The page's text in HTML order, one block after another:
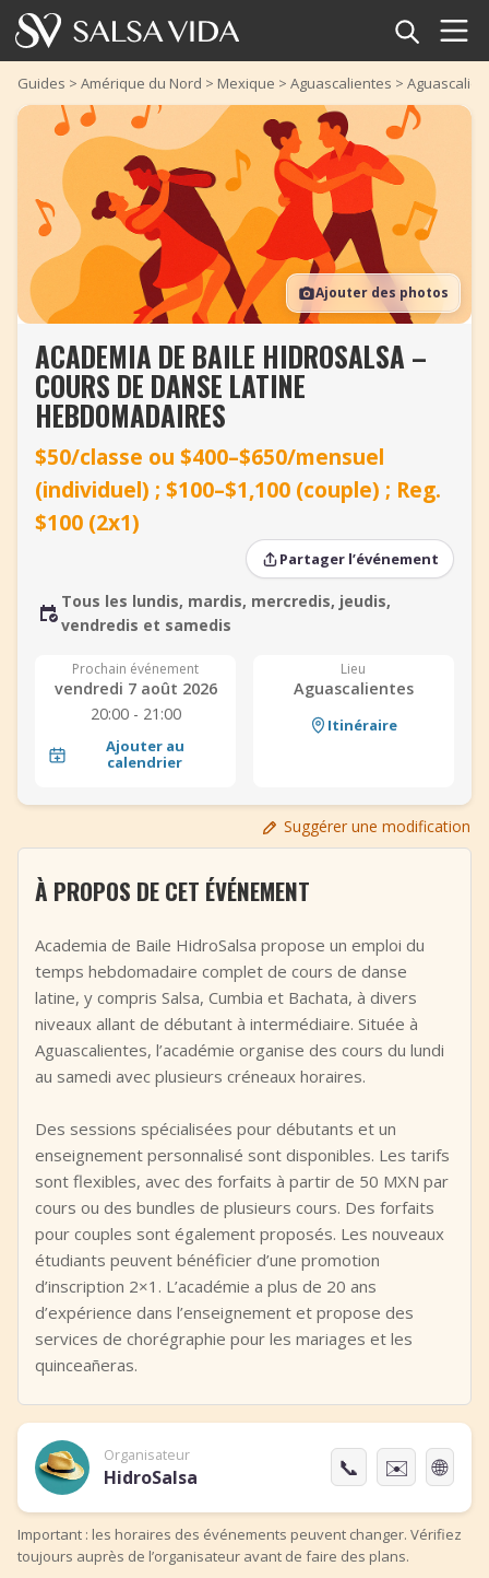
Accueil
Événements
Actualités
Articles
Vidéos
Glossaire
Boutique
TuneTempo
Ajouter un événement
Guides > Amérique du Nord > Mexique > Aguascalientes >
Ajouter des photos
ACADEMIA DE BAILE HIDROSALSA –
COURS DE DANSE LATINE
HEBDOMADAIRES
$50/classe ou $400–$650/mensuel
(individuel) ; $100–$1,100 (couple) ; Reg.
$100 (2x1)
Partager l’événement
Tous les lundis, mardis, mercredis, jeudis,
vendredis et samedis
Prochain événement
vendredi 7 août 2026
20:00 - 21:00
Ajouter au
calendrier
Lieu
Aguascalientes
Itinéraire
Suggérer une modification
À PROPOS DE CET ÉVÉNEMENT
Academia de Baile HidroSalsa propose un emploi du
temps hebdomadaire complet de cours de danse
latine, y compris Salsa, Cumbia et Bachata, à divers
niveaux allant de débutant à intermédiaire. Située à
Aguascalientes, l’académie organise des cours du lundi
au samedi avec plusieurs créneaux horaires.
Des sessions spécialisées pour débutants et un
enseignement personnalisé sont disponibles. Les tarifs
sont flexibles, avec des forfaits à partir de 50 MXN par
cours ou des bundles de plusieurs cours. Des forfaits
pour couples sont également proposés. Les nouveaux
étudiants peuvent bénéficier d’une promotion
d’inscription 2×1. L’académie a plus de 20 ans
d’expérience dans l’enseignement et propose des
services de chorégraphie pour les mariages et les
quinceañeras.
Organisateur
HidroSalsa 📞 ✉️ 🌐
Important : les horaires des événements peuvent changer. Vérifiez
toujours auprès de l’organisateur avant de faire des plans.